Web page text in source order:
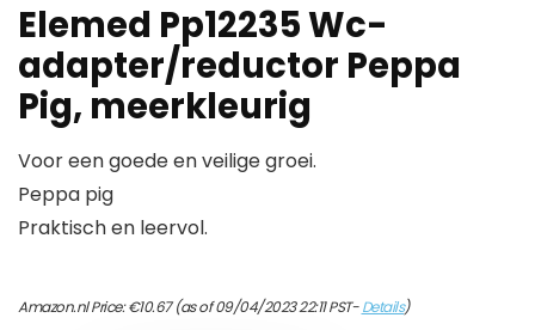
Elemed Pp12235 Wc-
adapter/reductor Peppa
Pig, meerkleurig
Voor een goede en veilige groei.
Peppa pig
Praktisch en leervol.
Amazon.nl Price:€10.67(as of 09/04/2023 22:11 PST-Details)